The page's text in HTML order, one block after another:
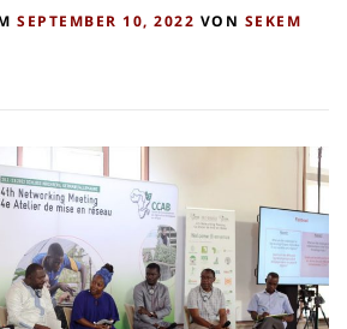
SEPTEMBER 10, 2022 VON SEKEM